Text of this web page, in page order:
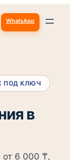
WhatsApp
ПОД КЛЮЧ
в
от 6 000 ₸,